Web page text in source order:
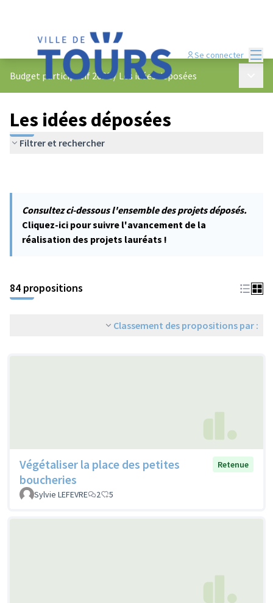
Se connecter
Budget participatif 2022/ Les idées déposées
Les idées déposées
Filtrer et rechercher
Consultez ci-dessous l'ensemble des projets déposés.
Cliquez-ici pour suivre l'avancement de la
réalisation des projets lauréats !
84 propositions
Classement des propositions par :
Végétaliser la place des petites
boucheries
Retenue
Sylvie LEFEVRE 2 5